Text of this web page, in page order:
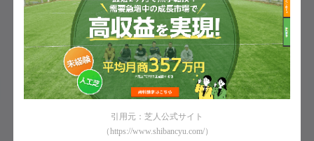
引用元：芝人公式サイト
（https://www.shibancyu.com/）